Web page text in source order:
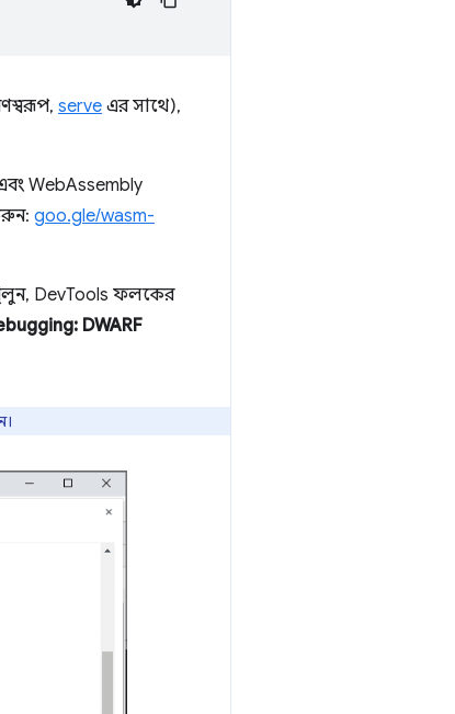
serve এর সাথে),
WebAssembly
goo.gle/wasm-
DevTools ফলকের
DWARF